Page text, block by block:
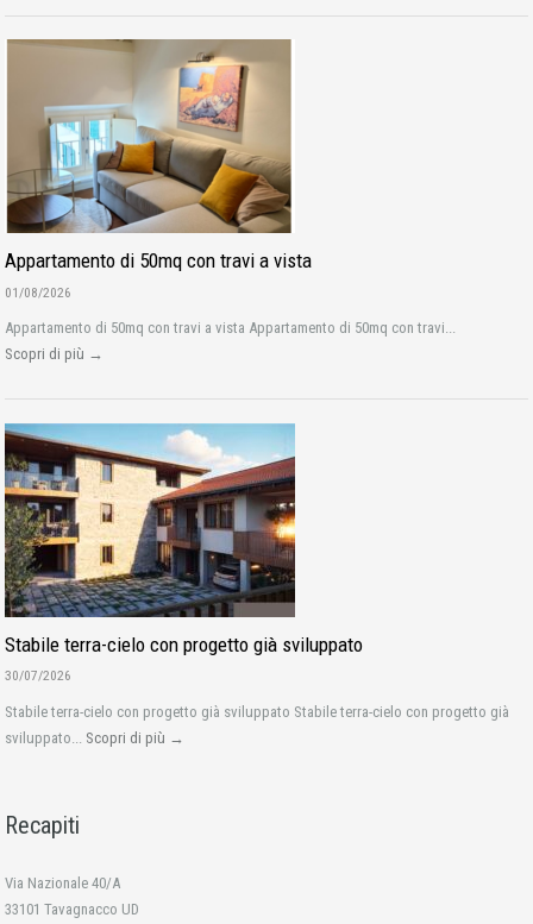
Appartamento di 50mq con travi a vista
01/08/2026
Appartamento di 50mq con travi a vista Appartamento di 50mq con travi...
Scopri di più →
Stabile terra-cielo con progetto già sviluppato
30/07/2026
Stabile terra-cielo con progetto già sviluppato Stabile terra-cielo con progetto già
sviluppato... Scopri di più →
Recapiti
Via Nazionale 40/A
33101 Tavagnacco UD